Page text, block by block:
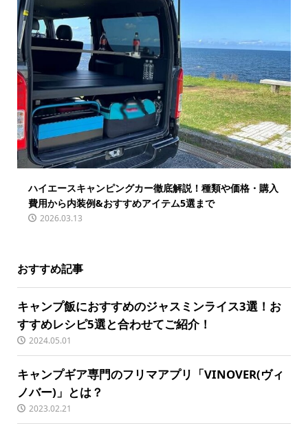
ハイエースキャンピングカー徹底解説！種類や価格・購入
費用から内装例&おすすめアイテム5選まで
2026.03.13
おすすめ記事
キャンプ飯におすすめのジャスミンライス3選！お
すすめレシピ5選と合わせてご紹介！
2024.05.01
キャンプギア専門のフリマアプリ「VINOVER(ヴィ
ノバー)」とは？
2023.02.21